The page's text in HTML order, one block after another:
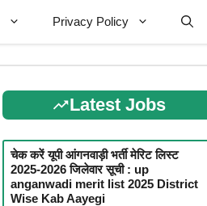
Privacy Policy
Latest Jobs
चेक करें यूपी आंगनवाड़ी भर्ती मेरिट लिस्ट
2025-2026 जिलेवार सूची : up
anganwadi merit list 2025 District
Wise Kab Aayegi